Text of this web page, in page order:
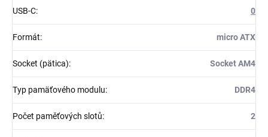
USB-C: 0
Formát: micro ATX
Socket (pätica): Socket AM4
Typ pamäťového modulu: DDR4
Počet paměťových slotů: 2